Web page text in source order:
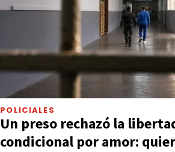
POLICIALES
Un preso rechazó la
condicional por amor: